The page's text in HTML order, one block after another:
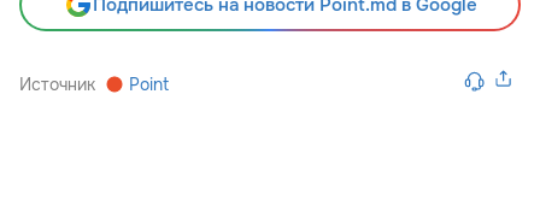
Подпишитесь на новости Point.md в Google
Источник Point